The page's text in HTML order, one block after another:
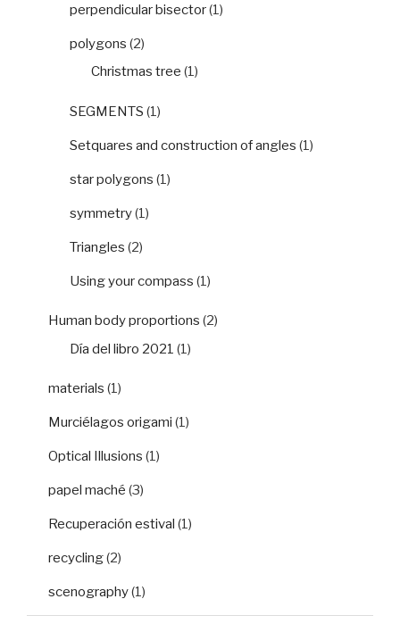
perpendicular bisector(1)
polygons (2)
Christmas tree (1)
SEGMENTS (1)
Setquares and construction of angles (1)
star polygons (1)
symmetry(1)
Triangles (2)
Using your compass (1)
Human body proportions (2)
Día del libro 2021 (1)
materials (1)
Murciélagos origami (1)
Optical Illusions (1)
papel maché (3)
Recuperación estival (1)
recycling(2)
scenography(1)